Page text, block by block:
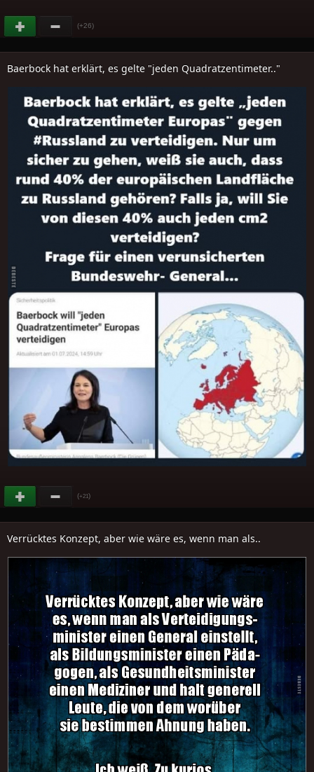
(+26)
Baerbock hat erklärt, es gelte "jeden Quadratzentimeter.."
(+21)
Verrücktes Konzept, aber wie wäre es, wenn man als..